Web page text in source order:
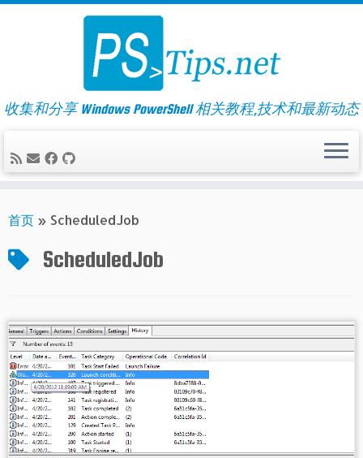
Skip
收集和分享 Windows PowerShell 相关教程,技术和最新动态
首页 » ScheduledJob
ScheduledJob